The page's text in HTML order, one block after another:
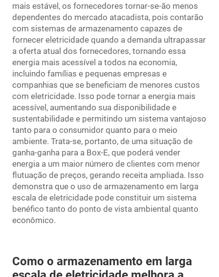
mais estável, os fornecedores tornar-se-ão menos
dependentes do mercado atacadista, pois contarão
com sistemas de armazenamento capazes de
fornecer eletricidade quando a demanda ultrapassar
a oferta atual dos fornecedores, tornando essa
energia mais acessível a todos na economia,
incluindo famílias e pequenas empresas e
companhias que se beneficiam de menores custos
com eletricidade. Isso pode tornar a energia mais
acessível, aumentando sua disponibilidade e
sustentabilidade e permitindo um sistema vantajoso
tanto para o consumidor quanto para o meio
ambiente. Trata-se, portanto, de uma situação de
ganha-ganha para a Box-E, que poderá vender
energia a um maior número de clientes com menor
flutuação de preços, gerando receita ampliada. Isso
demonstra que o uso de armazenamento em larga
escala de eletricidade pode constituir um sistema
benéfico tanto do ponto de vista ambiental quanto
econômico.
Como o armazenamento em larga